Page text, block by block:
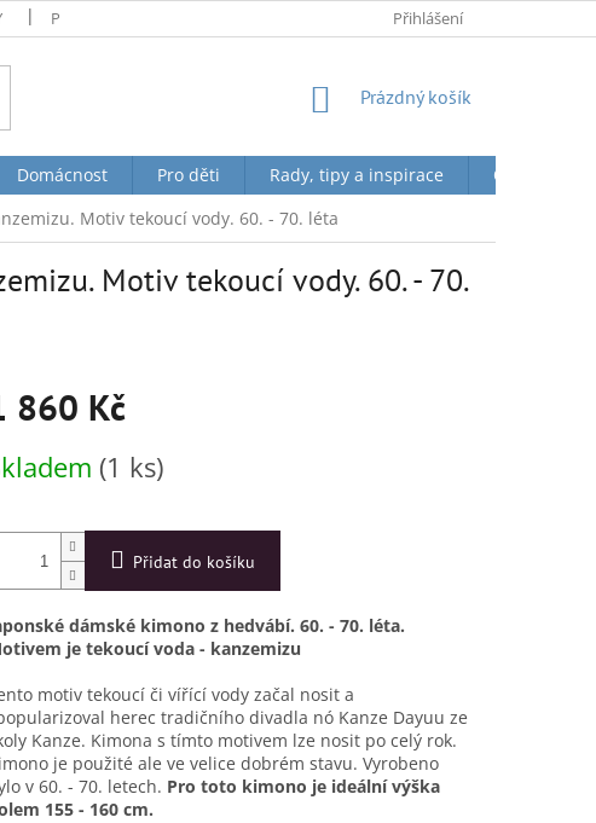
PODMÍNKY OCHRANY OSOBNÍCH ÚDAJŮ Přihlášení
NÁKUPNÍ
Prázdný košík
Domácnost Pro děti Rady, tipy a inspirace
O nás +
Motiv tekoucí vody. 60. - 70. léta
Motiv tekoucí vody. 60. - 70.
860 Kč
(1 ks)
Přidat do košíku
dámské kimono z hedvábí. 60. - 70. léta.
je tekoucí voda - kanzemizu
motiv tekoucí či vířící vody začal nosit a
herec tradičního divadla nó Kanze Dayuu ze
Kanze. Kimona s tímto motivem lze nosit po celý rok.
je použité ale ve velice dobrém stavu. Vyrobeno
v 60. - 70. letech. Pro toto kimono je ideální výška
155 - 160 cm.